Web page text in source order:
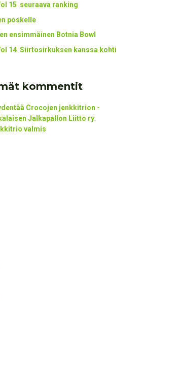
15 seuraava ranking
poskelle
ensimmäinen Botnia Bowl
14 Siirtosirkuksen kanssa kohti
kommentit
Crocojen jenkkitrion -
Jalkapallon Liitto ry:
valmis